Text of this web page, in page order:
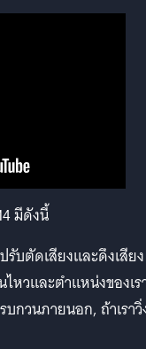
มีดังนี้
รับตัดเสียงและดึงเสียง
หวและตำแหน่งของเร
บกวนภายนอก, ถ้าเรา